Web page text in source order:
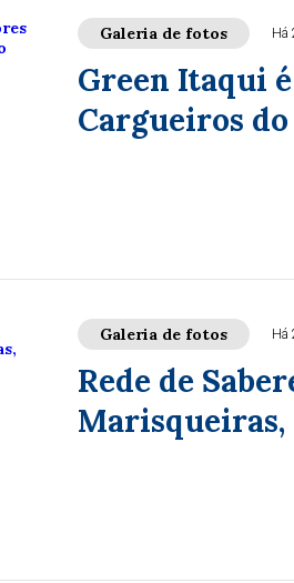
Galeria de fotos Há
Green Itaqui
Cargueiros
Galeria de fotos Há
Rede de
Marisqueiras,